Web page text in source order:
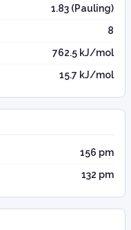
1.83 (Pauling)
8
762.5 kJ/mol
15.7 kJ/mol
156 pm
132 pm